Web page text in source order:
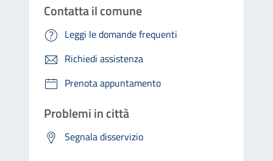
Contatta il comune
Leggi le domande frequenti
Richiedi assistenza
Prenota appuntamento
Problemi in città
Segnala disservizio